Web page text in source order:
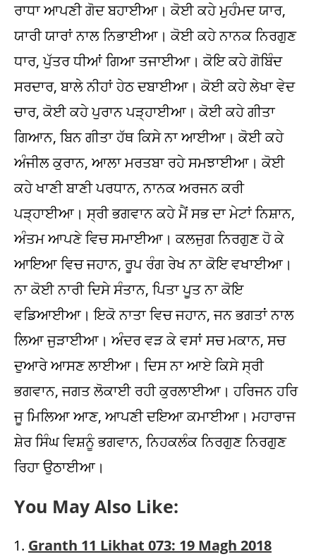
ਰਾਧਾ ਆਪਣੀ ਗੋਦ ਬਹਾਈਆ। ਕੋਈ ਕਹੇ ਮੁਹੰਮਦ ਯਾਰ,
ਯਾਰੀ ਯਾਰਾਂ ਨਾਲ ਨਿਭਾਈਆ। ਕੋਈ ਕਹੇ ਨਾਨਕ ਨਿਰਗੁਣ
ਧਾਰ, ਪੁੱਤਰ ਧੀਆਂ ਗਿਆ ਤਜਾਈਆ। ਕੋਇ ਕਹੇ ਗੋਬਿੰਦ
ਸਰਦਾਰ, ਬਾਲੇ ਨੀਹਾਂ ਹੇਠ ਦਬਾਈਆ। ਕੋਈ ਕਹੇ ਲੇਖਾ ਵੇਦ
ਚਾਰ, ਕੋਈ ਕਹੇ ਪੁਰਾਨ ਪੜ੍ਹਾਈਆ। ਕੋਈ ਕਹੇ ਗੀਤਾ
ਗਿਆਨ, ਬਿਨ ਗੀਤਾ ਹੱਥ ਕਿਸੇ ਨਾ ਆਈਆ। ਕੋਈ ਕਹੇ
ਅੰਜੀਲ ਕੁਰਾਨ, ਆਲਾ ਮਰਤਬਾ ਰਹੇ ਸਮਝਾਈਆ। ਕੋਈ
ਕਹੇ ਖਾਣੀ ਬਾਣੀ ਪਰਧਾਨ, ਨਾਨਕ ਅਰਜਨ ਕਰੀ
ਪੜ੍ਹਾਈਆ। ਸ੍ਰੀ ਭਗਵਾਨ ਕਹੇ ਮੈਂ ਸਭ ਦਾ ਮੇਟਾਂ ਨਿਸ਼ਾਨ,
ਅੰਤਮ ਆਪਣੇ ਵਿਚ ਸਮਾਈਆ। ਕਲਜੁਗ ਨਿਰਗੁਣ ਹੋ ਕੇ
ਆਇਆ ਵਿਚ ਜਹਾਨ, ਰੂਪ ਰੰਗ ਰੇਖ ਨਾ ਕੋਇ ਵਖਾਈਆ।
ਨਾ ਕੋਈ ਨਾਰੀ ਦਿਸੇ ਸੰਤਾਨ, ਪਿਤਾ ਪੂਤ ਨਾ ਕੋਇ
ਵਡਿਆਈਆ। ਇਕੋ ਨਾਤਾ ਵਿਚ ਜਹਾਨ, ਜਨ ਭਗਤਾਂ ਨਾਲ
ਲਿਆ ਜੁੜਾਈਆ। ਅੰਦਰ ਵੜ ਕੇ ਵਸਾਂ ਸਚ ਮਕਾਨ, ਸਚ
ਦੁਆਰੇ ਆਸਣ ਲਾਈਆ। ਦਿਸ ਨਾ ਆਏ ਕਿਸੇ ਸ੍ਰੀ
ਭਗਵਾਨ, ਜਗਤ ਲੋਕਾਈ ਰਹੀ ਕੁਰਲਾਈਆ। ਹਰਿਜਨ ਹਰਿ
ਜੂ ਮਿਲਿਆ ਆਣ, ਆਪਣੀ ਦਇਆ ਕਮਾਈਆ। ਮਹਾਰਾਜ
ਸ਼ੇਰ ਸਿੰਘ ਵਿਸ਼ਨੂੰ ਭਗਵਾਨ, ਨਿਹਕਲੰਕ ਨਿਰਗੁਣ ਨਿਰਗੁਣ
ਰਿਹਾ ਉਠਾਈਆ।
You May Also Like:
Granth 11 Likhat 073: 19 Magh 2018